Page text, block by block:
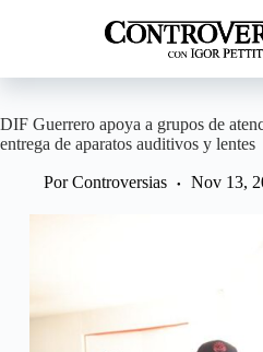
DIF Guerrero apoya a grupos de
entrega de aparatos auditivos y lentes
Por Controversias Nov 13,